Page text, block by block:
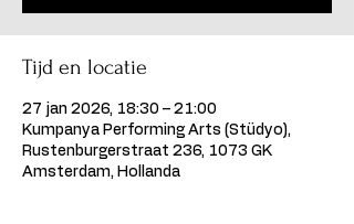
Tijd en locatie
27 jan 2026, 18:30 – 21:00
Kumpanya Performing Arts (Stüdyo),
Rustenburgerstraat 236, 1073 GK
Amsterdam, Hollanda